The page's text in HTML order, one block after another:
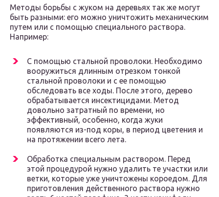
Методы борьбы с жуком на деревьях так же могут
быть разными: его можно уничтожить механическим
путем или с помощью специального раствора.
Например:
С помощью стальной проволоки. Необходимо
вооружиться длинным отрезком тонкой
стальной проволоки и с ее помощью
обследовать все ходы. После этого, дерево
обрабатывается инсектицидами. Метод
довольно затратный по времени, но
эффективный, особенно, когда жуки
появляются из-под коры, в период цветения и
на протяжении всего лета.
Обработка специальным раствором. Перед
этой процедурой нужно удалить те участки или
ветки, которые уже уничтожены короедом. Для
приготовления действенного раствора нужно